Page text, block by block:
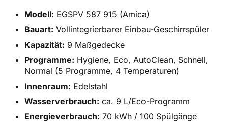
Modell: EGSPV 587 915 (Amica)
Bauart: Vollintegrierbarer Einbau-Geschirrspüler
Kapazität: 9 Maßgedecke
Programme: Hygiene, Eco, AutoClean, Schnell,
Normal (5 Programme, 4 Temperaturen)
Innenraum: Edelstahl
Wasserverbrauch: ca. 9 L/Eco-Programm
Energieverbrauch: 70 kWh / 100 Spülgänge